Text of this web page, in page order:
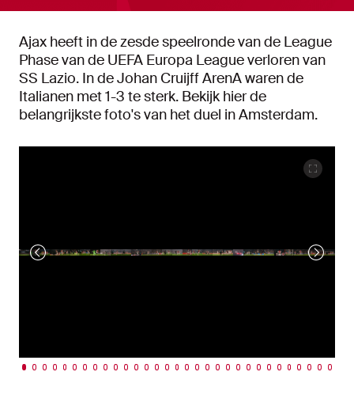
Ajax heeft in de zesde speelronde van de League
Phase van de UEFA Europa League verloren van
SS Lazio. In de Johan Cruijff ArenA waren de
Italianen met 1-3 te sterk. Bekijk hier de
belangrijkste foto's van het duel in Amsterdam.